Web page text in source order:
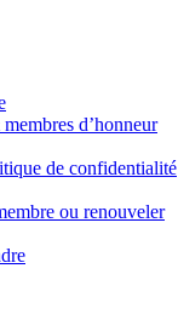
d’honneur
de confidentialité
ou renouveler